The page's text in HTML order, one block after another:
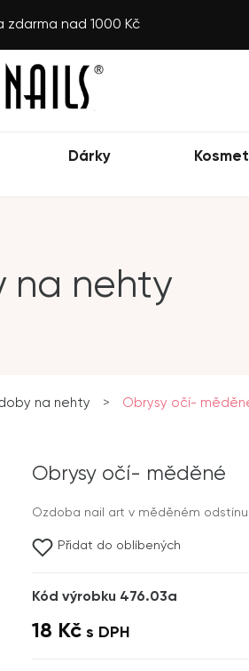
zdarma nad 1000 Kč
Dárky
na nehty
na nehty > Obrysy očí-
Obrysy očí- měděné
Ozdoba nail art v měděném odstínu.
Přidat do oblíbených
Kód výrobku 476.03a
18 Kč s DPH